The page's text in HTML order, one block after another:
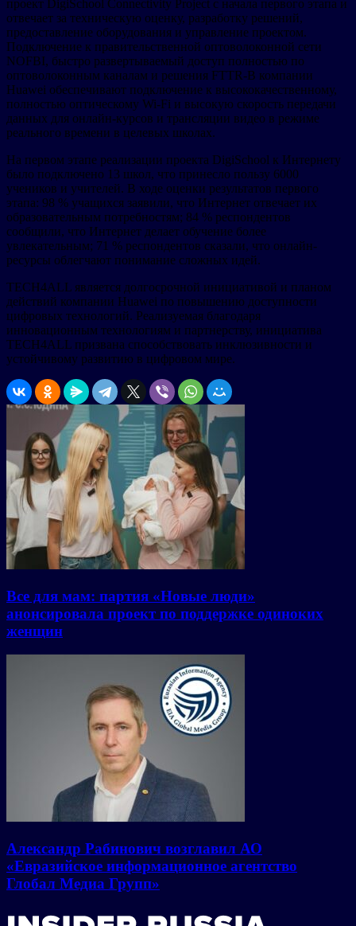
проект DigiSchool Connectivity Project с начала первого этапа и
отвечает за техническую оценку, разработку решений,
предоставление оборудования и управление проектом.
Подключение к правительственной оптоволоконной сети
NOFBI, быстро развертываемый доступ полностью по
оптоволоконным каналам и решения FTTR-B компании
Huawei обеспечивают подключение к высококачественному,
полностью оптическому Wi-Fi и высокую скорость передачи
данных для онлайн-курсов и трансляции видео в режиме
реального времени в целевых школах.
На первом этапе реализации проекта DigiSchool к Интернету
было подключено 13 школ, что принесло пользу 6000
учеников и учителей. В ходе оценки результатов первого
этапа: 98 % учащихся заявили, что Интернет отвечает их
образовательным потребностям; 84 % респондентов
сообщили, что Интернет делает обучение более
увлекательным; 71 % респондентов сказали, что онлайн-
ресурсы облегчают понимание сложных идей.
TECH4ALL является долгосрочной инициативой и планом
действий компании Huawei по повышению доступности
цифровых технологий. Реализуемая благодаря
инновационным технологиям и партнерству, инициатива
TECH4ALL призвана способствовать инклюзивности и
устойчивому развитию в цифровом мире.
Все для мам: партия «Новые люди»
анонсировала проект по поддержке одиноких
женщин
Александр Рабинович возглавил АО
«Евразийское информационное агентство
Глобал Медиа Групп»